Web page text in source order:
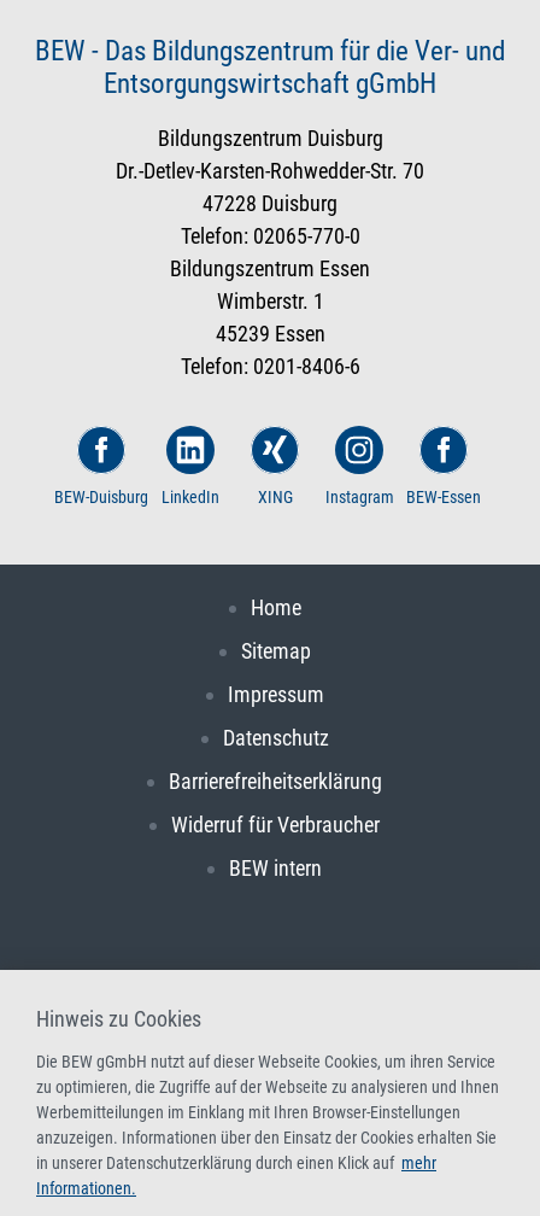
BEW - Das Bildungszentrum für die Ver- und
Entsorgungswirtschaft gGmbH
Bildungszentrum Duisburg
Dr.-Detlev-Karsten-Rohwedder-Str. 70
47228 Duisburg
Telefon: 02065-770-0
Bildungszentrum Essen
Wimberstr. 1
45239 Essen
Telefon: 0201-8406-6
BEW-Duisburg LinkedIn XING Instagram BEW-Essen
Home
Sitemap
Impressum
Datenschutz
Barrierefreiheitserklärung
Widerruf für Verbraucher
BEW intern
Hinweis zu Cookies
Die BEW gGmbH nutzt auf dieser Webseite Cookies, um ihren Service
zu optimieren, die Zugriffe auf der Webseite zu analysieren und Ihnen
Werbemitteilungen im Einklang mit Ihren Browser-Einstellungen
anzuzeigen. Informationen über den Einsatz der Cookies erhalten Sie
in unserer Datenschutzerklärung durch einen Klick auf mehr
Informationen.